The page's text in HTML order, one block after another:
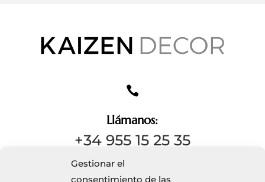
Gestionar el
consentimiento de las

Llámanos:
+34 955 15 25 35